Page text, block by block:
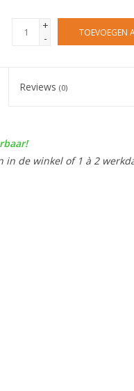
+
-
TOEVOEGEN
Reviews(0)
in de winkel of 1 à 2